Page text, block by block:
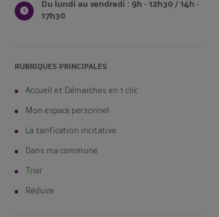
Du lundi au vendredi : 9h - 12h30 / 14h -
17h30
RUBRIQUES PRINCIPALES
Accueil et Démarches en 1 clic
Mon espace personnel
La tarification incitative
Dans ma commune
Trier
Réduire